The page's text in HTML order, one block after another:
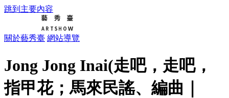
跳到主要內容
關於藝秀臺 網站導覽
Jong Jong Inai(走吧，走吧，
指甲花；馬來民謠、編曲｜